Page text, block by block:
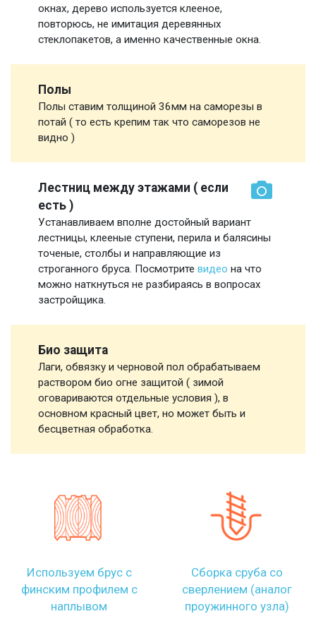
окнах, дерево используется клееное,
повторюсь, не имитация деревянных
стеклопакетов, а именно качественные окна.
Полы
Полы ставим толщиной 36мм на саморезы в
потай ( то есть крепим так что саморезов не
видно )
Лестниц между этажами ( если
есть )
Устанавливаем вполне достойный вариант
лестницы, клееные ступени, перила и балясины
точеные, столбы и направляющие из
строганного бруса. Посмотрите видео на что
можно наткнуться не разбираясь в вопросах
застройщика.
Био защита
Лаги, обвязку и черновой пол обрабатываем
раствором био огне защитой ( зимой
оговариваются отдельные условия ), в
основном красный цвет, но может быть и
бесцветная обработка.
Используем брус с
финским профилем с
наплывом
Сборка сруба со
сверлением (аналог
проужинного узла)